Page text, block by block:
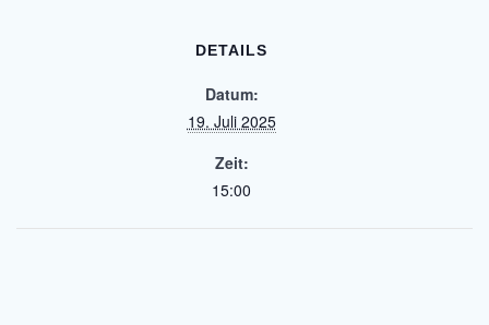
DETAILS
Datum:
19. Juli 2025
Zeit:
15:00